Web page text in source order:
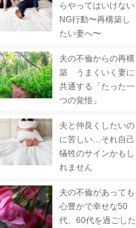
らやってはいけない
NG行動〜再構築し
たい妻へ〜
夫の不倫からの再構
築 うまくいく妻に
共通する「たった一
つの覚悟」
夫と仲良くしたいの
に苦しい…それ自己
犠牲のサインかもし
れません
夫の不倫があっても
心豊かで幸せな50
代、60代を過ごした